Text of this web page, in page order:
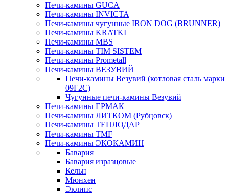
Печи-камины GUCA
Печи-камины INVICTA
Печи-камины чугунные IRON DOG (BRUNNER)
Печи-камины KRATKI
Печи-камины MBS
Печи-камины TIM SISTEM
Печи-камины Prometall
Печи-камины ВЕЗУВИЙ
Печи-камины Везувий (котловая сталь марки
09Г2С)
Чугунные печи-камины Везувий
Печи-камины ЕРМАК
Печи-камины ЛИТКОМ (Рубцовск)
Печи-камины ТЕПЛОДАР
Печи-камины TMF
Печи-камины ЭКОКАМИН
Бавария
Бавария изразцовые
Кельн
Мюнхен
Эклипс